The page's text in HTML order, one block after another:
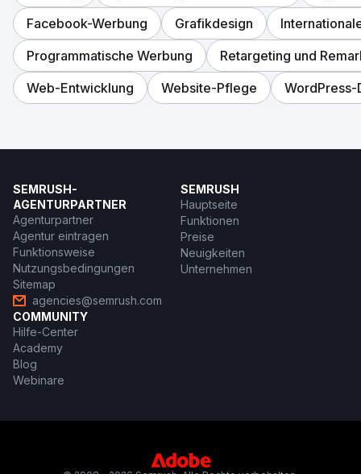
Facebook-Werbung
Grafikdesign
Programmatische Werbung
Retargeting und
Web-Entwicklung
Website-Pflege WordPress-
SEMRUSH-
AGENTURPARTNER
Agenturpartner
Agentur eintragen
Funktionsweise
Nutzungsbedingungen
Sitemap
agencies@semrush.com
SEMRUSH
Hauptseite
Funktionen
Preise
Neuigkeiten
Unternehmen
COMMUNITY
Hilfe-Center
Academy
Blog
Webinare